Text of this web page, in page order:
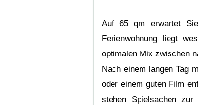
Auf 65 qm erwartet
Ferienwohnung liegt
optimalen Mix zwischen
Nach einem langen Tag
oder einem guten Film
stehen Spielsachen